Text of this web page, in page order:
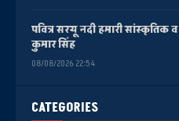
CATEGORIES
पवित्र सरयू नदी हमारी
कुमार सिंह
08/08/2026 22:54